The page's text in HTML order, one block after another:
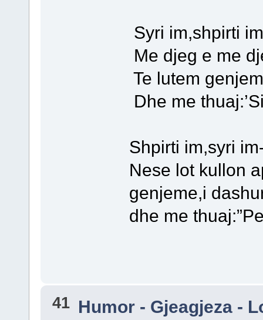
Syri im,shpirti im
Me djeg e me djeg
Te lutem genjeme
Dhe me thuaj:’Si ti
Shpirti im,syri im-
Nese lot kullon
genjeme,i
dhe me thuaj:”Per
41 Humor - Gjeagjeza -